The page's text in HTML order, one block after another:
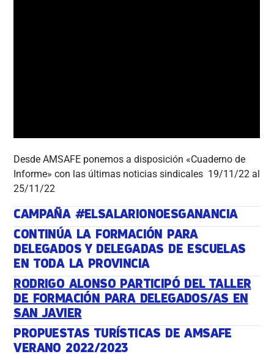
Desde AMSAFE ponemos a disposición «Cuaderno de
Informe» con las últimas noticias sindicales 19/11/22 al
25/11/22
CAMPAÑA #ELSALARIONOESGANANCIA
CONTINÚA LA FORMACIÓN PARA
DELEGADOS Y DELEGADAS DE ESCUELAS
EN TODA LA PROVINCIA
RODRIGO ALONSO PARTICIPÓ DEL TALLER
DE FORMACIÓN PARA DELEGADOS/AS EN
SAN JAVIER
PROPUESTAS TURÍSTICAS DE AMSAFE
VERANO 2022/2023